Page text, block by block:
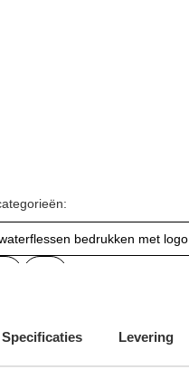
bedrukken met logo
kinderen
Specificaties Levering